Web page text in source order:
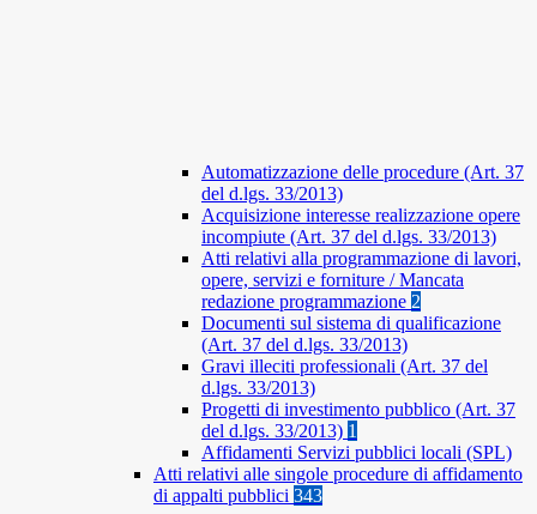
Automatizzazione delle procedure (Art. 37
del d.lgs. 33/2013)
Acquisizione interesse realizzazione opere
incompiute (Art. 37 del d.lgs. 33/2013)
Atti relativi alla programmazione di lavori,
opere, servizi e forniture / Mancata
redazione programmazione 2
Documenti sul sistema di qualificazione
(Art. 37 del d.lgs. 33/2013)
Gravi illeciti professionali (Art. 37 del
d.lgs. 33/2013)
Progetti di investimento pubblico (Art. 37
del d.lgs. 33/2013) 1
Affidamenti Servizi pubblici locali (SPL)
Atti relativi alle singole procedure di affidamento
di appalti pubblici 343